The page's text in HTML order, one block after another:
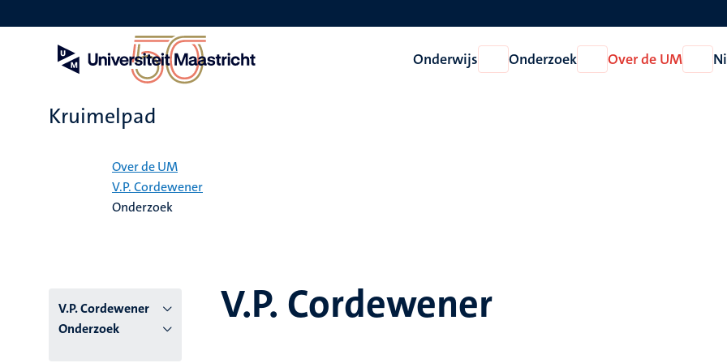
en
Onderwijs
Open
Onderwijs
Onderzoek
Open
Onderzoek
Over de UM
Open
Over
Kruimelpad
Over de UM
V.P. Cordewener
Onderzoek
V.P. Cordewener
Onderzoek
V.P. Cordewener